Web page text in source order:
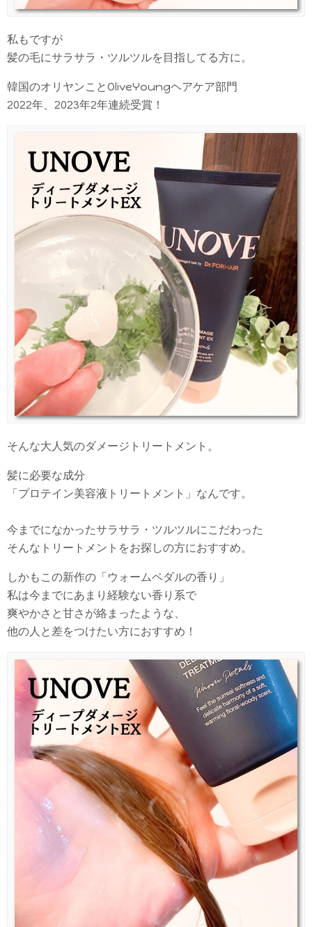
私もですが
髪の毛にサラサラ・ツルツルを目指してる方に。
韓国のオリヤンことOliveYoungヘアケア部門
2022年、2023年2年連続受賞！
そんな大人気のダメージトリートメント。
髪に必要な成分
「プロテイン美容液トリートメント」なんです。
今までになかったサラサラ・ツルツルにこだわった
そんなトリートメントをお探しの方におすすめ。
しかもこの新作の「ウォームペダルの香り」
私は今までにあまり経験ない香り系で
爽やかさと甘さが絡まったような、
他の人と差をつけたい方におすすめ！